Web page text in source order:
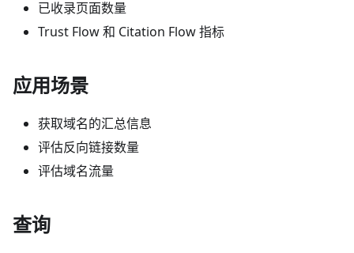
已收录页面数量
Trust Flow 和 Citation Flow 指标
应用场景
获取域名的汇总信息
评估反向链接数量
评估域名流量
查询